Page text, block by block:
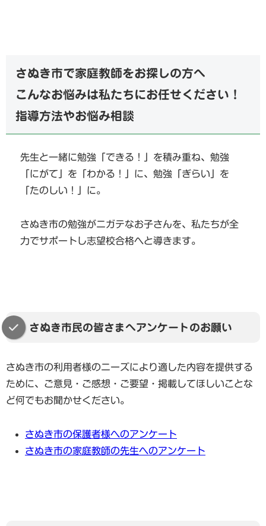
さぬき市で家庭教師をお探しの方へ
こんなお悩みは私たちにお任せください！
指導方法やお悩み相談
先生と一緒に勉強「できる！」を積み重ね、勉強
「にがて」を「わかる！」に、勉強「ぎらい」を
「たのしい！」に。
さぬき市の勉強がニガテなお子さんを、私たちが全
力でサポートし志望校合格へと導きます。
さぬき市民の皆さまへアンケートのお願い
さぬき市の利用者様のニーズにより適した内容を提供する
ために、ご意見・ご感想・ご要望・掲載してほしいことな
ど何でもお聞かせください。
さぬき市の保護者様へのアンケート
さぬき市の家庭教師の先生へのアンケート